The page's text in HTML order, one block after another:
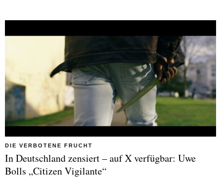
DIE VERBOTENE FRUCHT
In Deutschland zensiert – auf X verfügbar: Uwe
Bolls „Citizen Vigilante“